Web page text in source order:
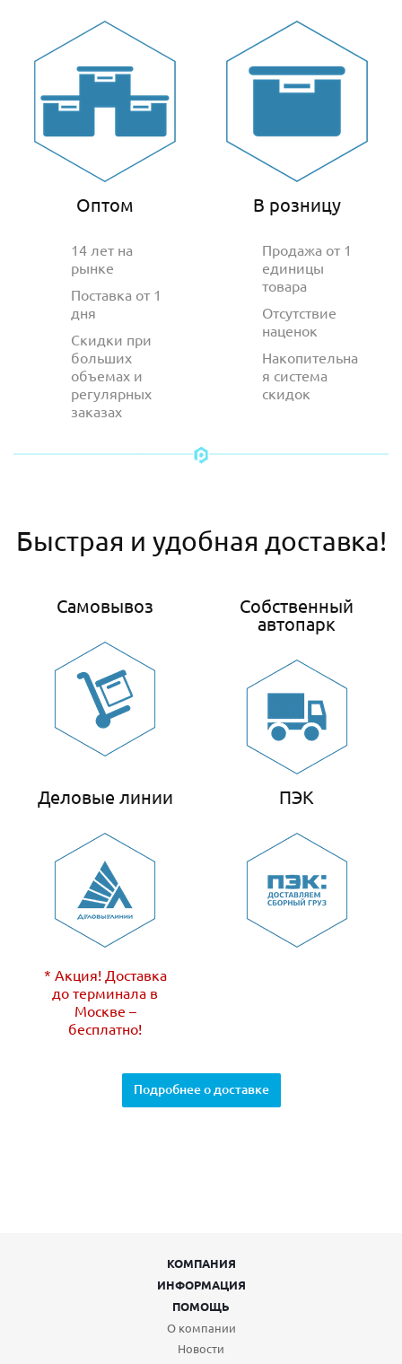
Оптом
14 лет на
рынке
Поставка от 1
дня
Скидки при
больших
объемах и
регулярных
заказах
В розницу
Продажа от 1
единицы
товара
Отсутствие
наценок
Накопительна
я система
скидок
Быстрая и удобная доставка!
Самовывоз
Собственный
автопарк
Деловые линии
* Акция! Доставка
до терминала в
Москве –
бесплатно!
ПЭК
Подробнее о доставке
КОМПАНИЯ
ИНФОРМАЦИЯ
ПОМОЩЬ
О компании
Новости